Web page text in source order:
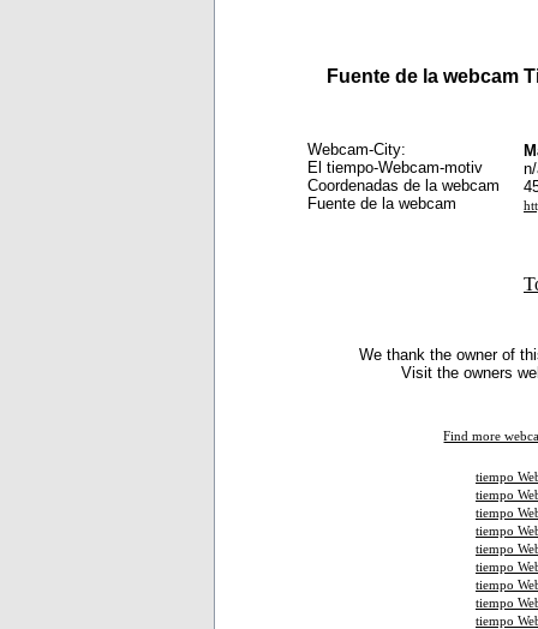
Fuente de la webcam
Webcam-City:
El tiempo-Webcam-motiv
Coordenadas de la webcam
Fuente de la webcam
We thank the owner of
Visit the owners
Find more
tiempo
tiempo
tiempo
tiempo
tiempo
tiempo
tiempo
tiempo
tiempo